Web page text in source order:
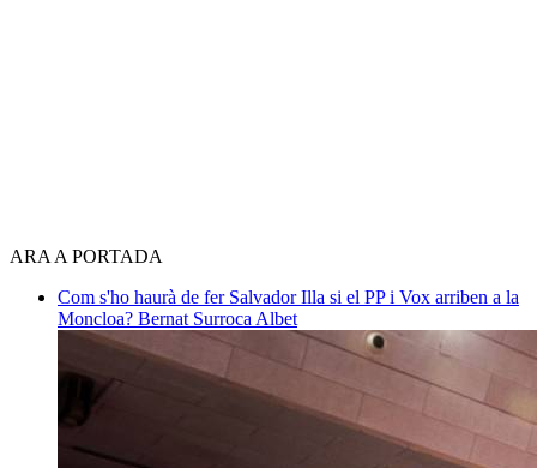
ARA A PORTADA
Com s'ho haurà de fer Salvador Illa si el PP i Vox arriben a la
Moncloa? Bernat Surroca Albet